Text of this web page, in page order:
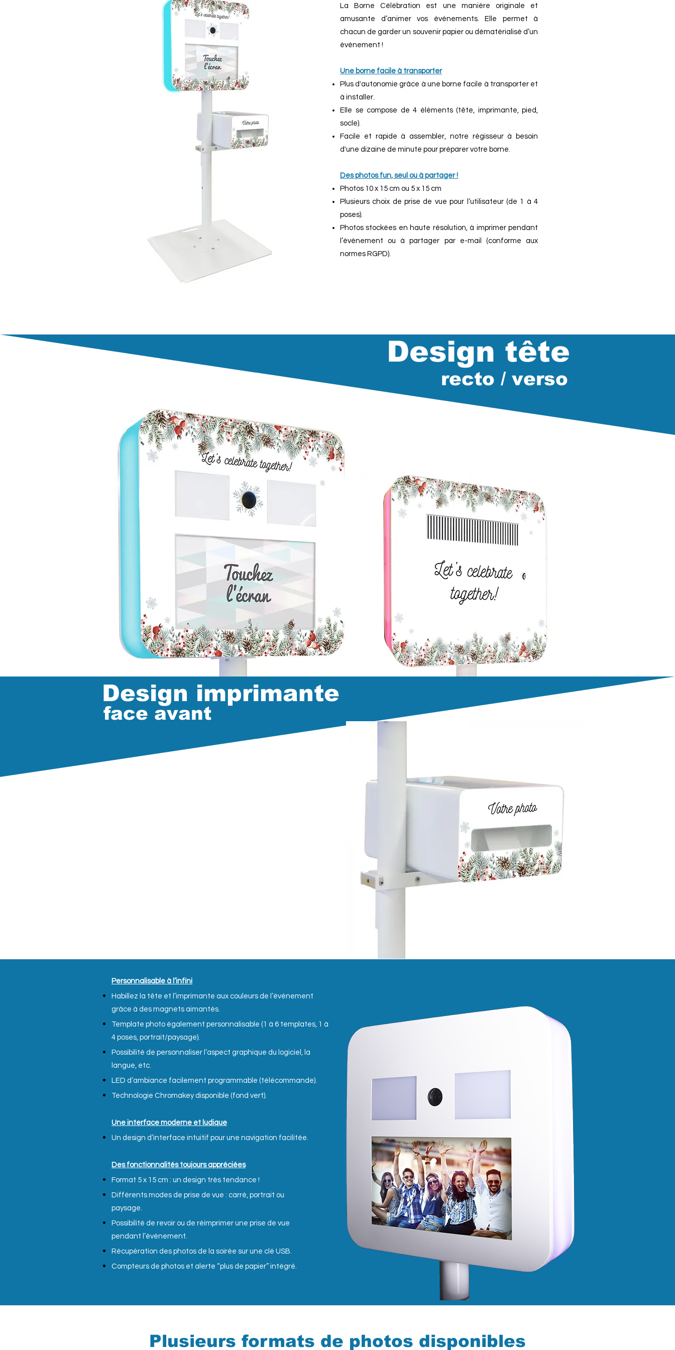
La Borne Célébration est une manière originale et
amusante d’animer vos événements. Elle permet à
chacun de garder un souvenir papier ou dématérialisé d’un
événement !
Une borne facile à transporter
Plus d'autonomie grâce à une borne facile à transporter et
à installer.
Elle se compose de 4 éléments (tête, imprimante, pied,
socle).
Facile et rapide à assembler, notre régisseur à besoin
d'une dizaine de minute pour préparer votre borne.
Des photos fun, seul ou à partager !
Photos 10 x 15 cm ou 5 x 15 cm
Plusieurs choix de prise de vue pour l’utilisateur (de 1 à 4
poses).
Photos stockées en haute résolution, à imprimer pendant
l’événement ou à partager par e-mail (conforme aux
normes RGPD).
Design tête
recto / verso
Design imprimante
face avant
Personnalisable à l’infini
Habillez la tête et l’imprimante aux couleurs de l’événement
grâce à des magnets aimantés.
Template photo également personnalisable (1 à 6 templates, 1 à
4 poses, portrait/paysage).
Possibilité de personnaliser l’aspect graphique du logiciel, la
langue, etc.
LED d’ambiance facilement programmable (télécommande).
Technologie Chromakey disponible (fond vert).
Une interface moderne et ludique
Un design d’interface intuitif pour une navigation facilitée.
​Des fonctionnalités toujours appréciées
Format 5 x 15 cm : un design très tendance !
Différents modes de prise de vue : carré, portrait ou
paysage.
Possibilité de revoir ou de réimprimer une prise de vue
pendant l’événement.
Récupération des photos de la soirée sur une clé USB.
Compteurs de photos et alerte “plus de papier” intégré.
Plusieurs formats de photos disponibles